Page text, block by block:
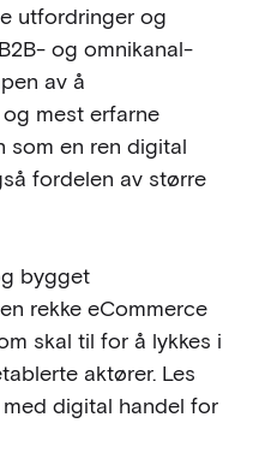
utfordringer og
og omnikanal-
av å
mest erfarne
som en ren digital
fordelen av større
bygget
rekke eCommerce
skal til for å lykkes i
aktører. Les
digital handel for